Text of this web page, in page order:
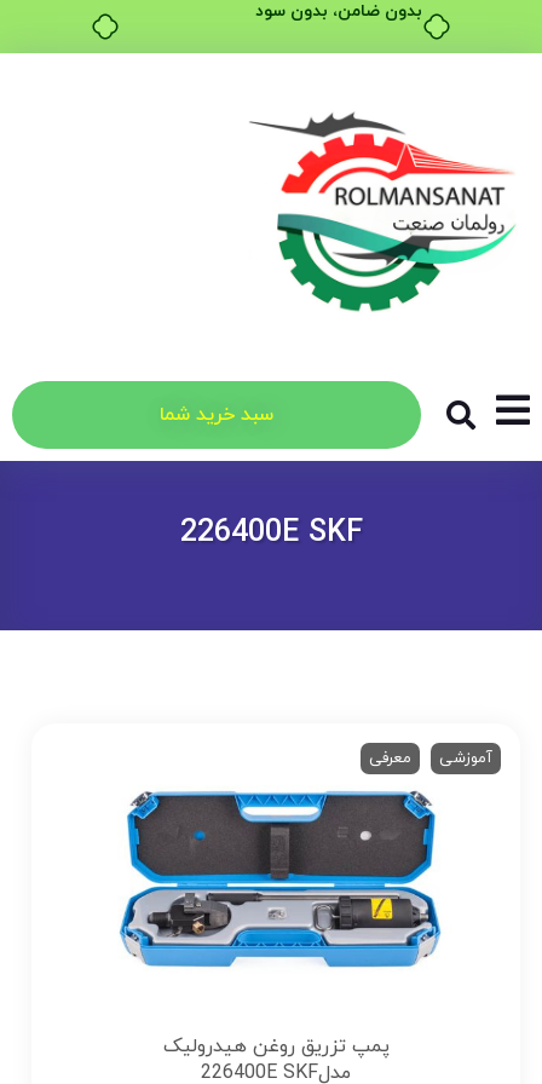
بدون ضامن، بدون سود
سبد خرید شما
226400E SKF
آموزشی معرفی
پمپ تزریق روغن هیدرولیک
مدل226400E SKF